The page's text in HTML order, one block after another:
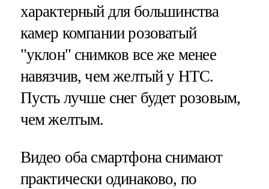
характерный для большинства
камер компании розоватый
"уклон" снимков все же менее
навязчив, чем желтый у HTC.
Пусть лучше снег будет розовым,
чем желтым.
Видео оба смартфона снимают
практически одинаково, по